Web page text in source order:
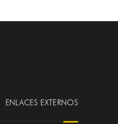
ENLACES EXTERNOS